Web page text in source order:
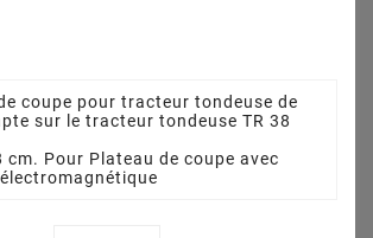
coupe pour tracteur tondeuse de
sur le tracteur tondeuse TR 38
cm. Pour Plateau de coupe avec